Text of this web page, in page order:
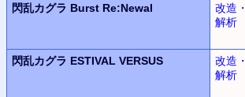
閃乱カグラ Burst Re:Newal
改造・
解析
閃乱カグラ ESTIVAL VERSUS
改造・
解析